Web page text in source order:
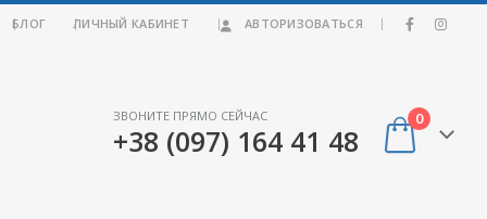
БЛОГ ЛИЧНЫЙ КАБИНЕТ АВТОРИЗОВАТЬСЯ |
ЗВОНИТЕ ПРЯМО СЕЙЧАС
+38 (097) 164 41 48
0